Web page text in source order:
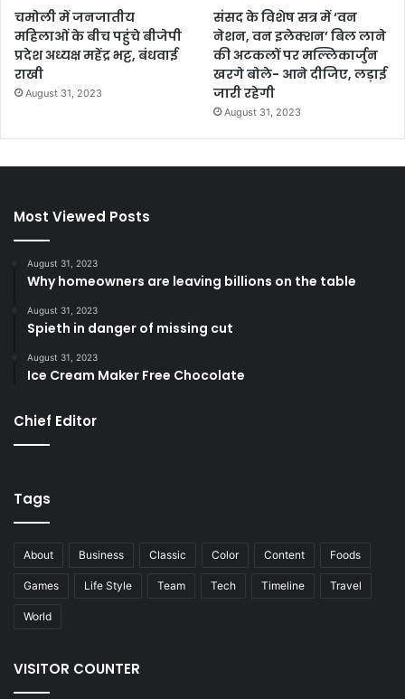
चमोली में जनजातीय
महिलाओं के बीच पहुंचे बीजेपी
प्रदेश अध्यक्ष महेंद्र भट्ट, बंधवाई
राखी
August 31, 2023
संसद के विशेष सत्र में ‘वन
नेशन, वन इलेक्शन’ बिल लाने
की अटकलों पर मल्लिकार्जुन
खरगे बोले- आने दीजिए, लड़ाई
जारी रहेगी
August 31, 2023
Most Viewed Posts
August 31, 2023
Why homeowners are leaving billions on the table
August 31, 2023
Spieth in danger of missing cut
August 31, 2023
Ice Cream Maker Free Chocolate
Chief Editor
Tags
About Business Classic Color Content Foods
Games Life Style Team Tech Timeline Travel
World
VISITOR COUNTER